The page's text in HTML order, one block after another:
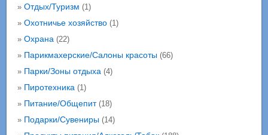
» Отдых/Туризм (1)
» Охотничье хозяйство(1)
» Охрана(22)
» Парикмахерские/Салоны красоты(66)
» Парки/Зоны отдыха(4)
» Пиротехника(1)
» Питание/Общепит(18)
» Подарки/Сувениры(14)